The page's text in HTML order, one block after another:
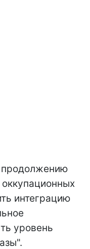
продолжению
интеграцию
уровень